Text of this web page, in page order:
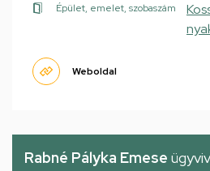
Épület, emelet, szobaszám
Weboldal
Rabné Pályka Emese